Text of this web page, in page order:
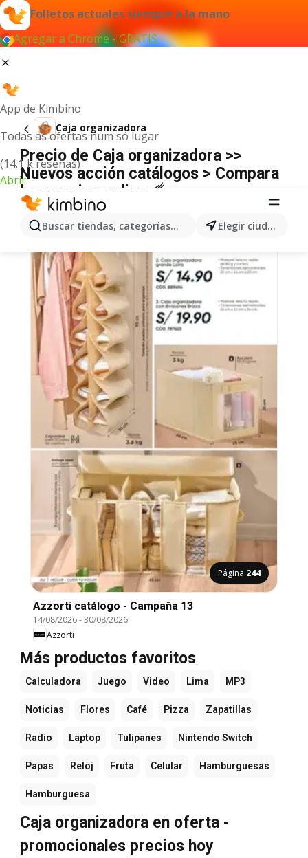
Folletos actuales siempre a la mano
Agregar a Chrome - GRATIS
App de Kimbino
Todas as ofertas num só lugar
(14.1 k reseñas)
Abrir
Buscar tiendas, categorías, productos... Elegir ciudad
Caja organizadora
Precio de Caja organizadora >>
Nuevos acción catálogos > Compara
los precios online ☄️
Página 244
Azzorti catálogo - Campaña 13
14/08/2026-30/08/2026
Azzorti
Más productos favoritos
Calculadora Juego Video Lima MP3
Noticias Flores Café Pizza Zapatillas
Radio Laptop Tulipanes Nintendo Switch
Papas Reloj Fruta Celular Hamburguesas
Hamburguesa
Caja organizadora en oferta -
promocionales precios hoy